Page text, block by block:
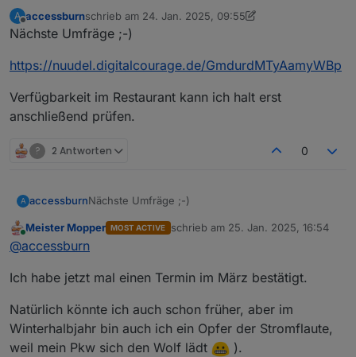
A
Offline
accessburnschrieb am 24. Jan. 2025, 09:55
zuletzt editiert von accessburn
Nächste Umfräge ;-)
https://nuudel.digitalcourage.de/GmdurdMTyAamyWBp
Verfügbarkeit im Restaurant kann ich halt erst
anschließend prüfen.
? 2 Antworten 0
A accessburnNächste Umfräge ;-)
https://nuudel.digitalcourage.de/GmdurdMTyAamy
WBp
anschließend prüfen.
Meister Mopper MOST ACTIVE schrieb am 25. Jan. 2025, 16:54
zuletzt editiert von
@accessburn
Ich habe jetzt mal einen Termin im März bestätigt.
Natürlich könnte ich auch schon früher, aber im
Winterhalbjahr bin auch ich ein Opfer der Stromflaute,
weil mein Pkw sich den Wolf lädt
).